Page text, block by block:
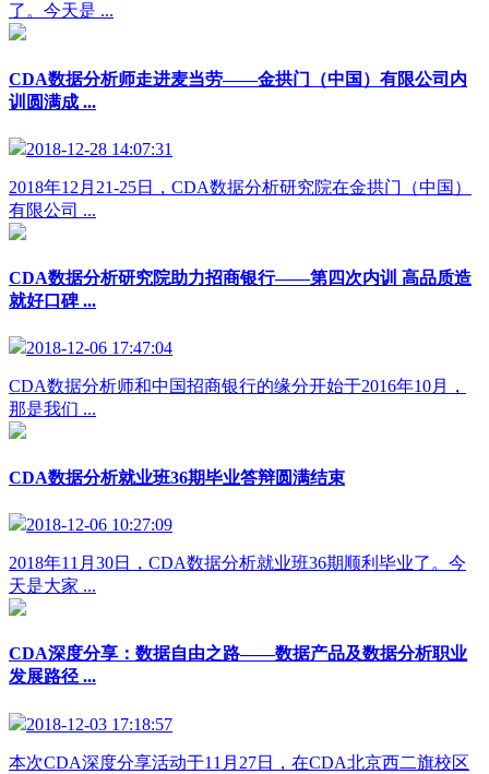
了。今天是 ...
CDA数据分析师走进麦当劳——金拱门（中国）有限公司内
训圆满成 ...
2018-12-28 14:07:31
2018年12月21-25日，CDA数据分析研究院在金拱门（中国）
有限公司 ...
CDA数据分析研究院助力招商银行——第四次内训 高品质造
就好口碑 ...
2018-12-06 17:47:04
CDA数据分析师和中国招商银行的缘分开始于2016年10月，
那是我们 ...
CDA数据分析就业班36期毕业答辩圆满结束
2018-12-06 10:27:09
2018年11月30日，CDA数据分析就业班36期顺利毕业了。今
天是大家 ...
CDA深度分享：数据自由之路——数据产品及数据分析职业
发展路径 ...
2018-12-03 17:18:57
本次CDA深度分享活动于11月27日，在CDA北京西二旗校区